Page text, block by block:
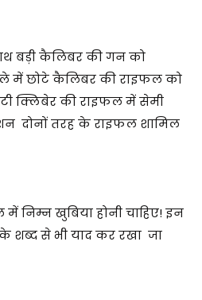
बड़ी कैलिबर की गन को
में छोटे कैलिबर की राइफल को
क्लिबेर की राइफल में सेमी
दोनों तरह के राइफल शामिल
निम्न खुबिया होनी चाहिए! इन
शब्द से भी याद कर रखा जा